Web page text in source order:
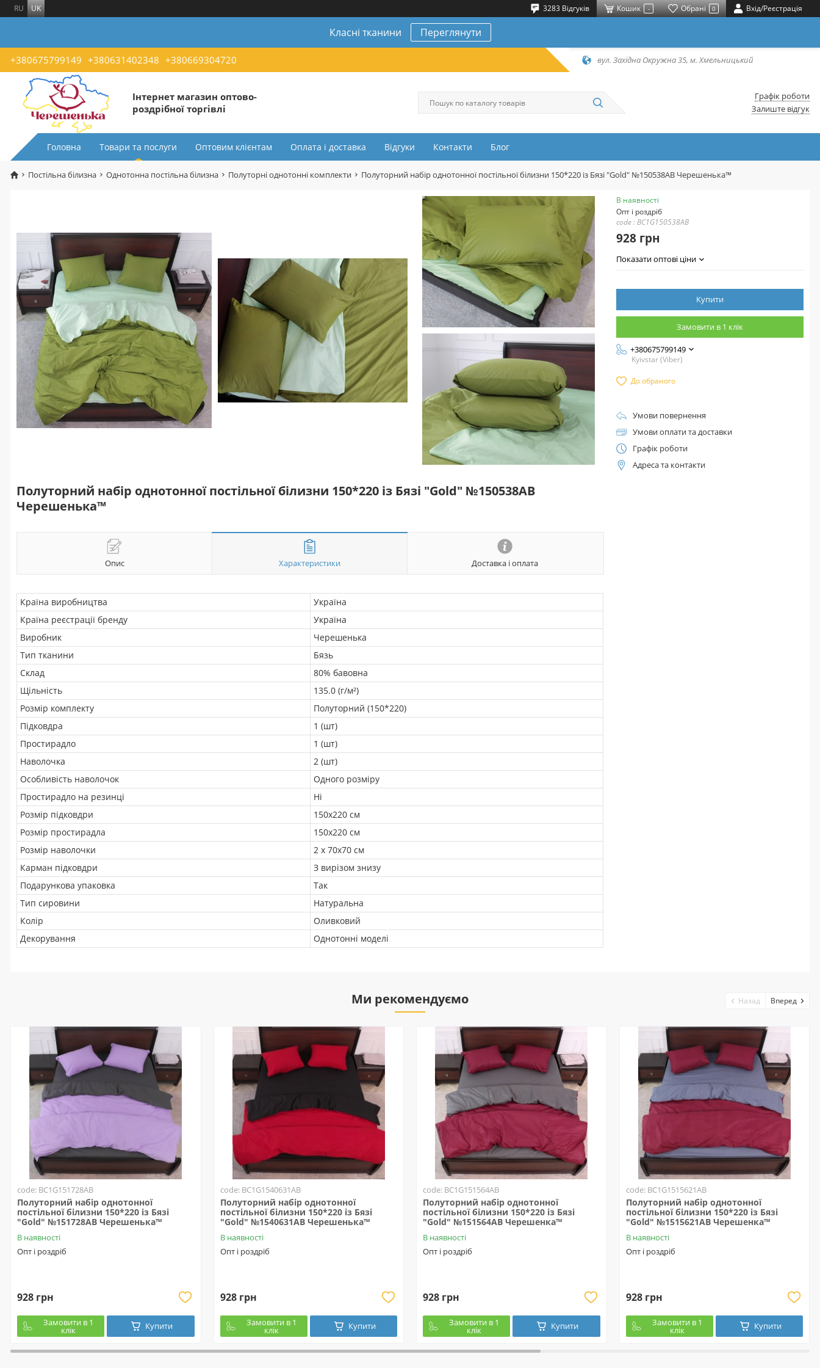
RU UK 3283 Відгуків Кошик - Обрані 0 Вхід/Реєстрація
Класні тканини Переглянути
+380675799149 +380631402348 +380669304720 вул. Західна Окружна 35, м. Хмельницький
Інтернет магазин оптово-
роздрібної торгівлі
Графік роботи
Залиште відгук
Головна Товари та послуги Оптовим клієнтам Оплата і доставка Відгуки Контакти Блог
Постільна білизна Однотонна постільна білизна Полуторні однотонні комплекти Полуторний набір однотонної постільної білизни 150*220 із Бязі "Gold" №150538AB Черешенька™
Полуторний набір однотонної постільної білизни 150*220 із Бязі "Gold" №150538AB
Черешенька™
Опис Характеристики Доставка і оплата
Країна виробництва
Україна
Країна реєстрації бренду
Україна
Виробник
Черешенька
Тип тканини
Бязь
Склад
80% бавовна
Щільність
135.0 (г/м²)
Розмір комплекту
Полуторний (150*220)
Підковдра
1 (шт)
Простирадло
1 (шт)
Наволочка
2 (шт)
Особливість наволочок
Одного розміру
Простирадло на резинці
Ні
Розмір підковдри
150х220 см
Розмір простирадла
150х220 см
Розмір наволочки
2 х 70х70 см
Карман підковдри
З вирізом знизу
Подарункова упаковка
Так
Тип сировини
Натуральна
Колір
Оливковий
Декорування
Однотонні моделі
В наявності
Опт і роздріб
code : BC1G150538AB
928 грн
Показати оптові ціни
Купити
Замовити в 1 клік
+380675799149
Kyivstar (Viber)
До обраного
Умови повернення
Умови оплати та доставки
Графік роботи
Адреса та контакти
Ми рекомендуємо
code: BC1G151728AB
Полуторний набір однотонної
постільної білизни 150*220 із Бязі
"Gold" №151728AB Черешенька™
В наявності
Опт і роздріб
928 грн
Замовити в 1
клік Купити
code: BC1G1540631AB
Полуторний набір однотонної
постільної білизни 150*220 із Бязі
"Gold" №1540631AB Черешенька™
В наявності
Опт і роздріб
928 грн
Замовити в 1
клік Купити
code: BC1G151564AB
Полуторний набір однотонної
постільної білизни 150*220 із Бязі
"Gold" №151564AB Черешенка™
В наявності
Опт і роздріб
928 грн
Замовити в 1
клік Купити
code: BC1G1515621AB
Полуторний набір однотонної
постільної білизни 150*220 із Бязі
"Gold" №1515621AB Черешенка™
В наявності
Опт і роздріб
928 грн
Замовити в 1
клік Купити
Назад Вперед